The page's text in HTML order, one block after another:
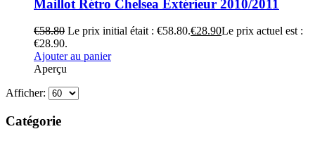
Maillot Rétro Chelsea Extérieur 2010/2011
€58.80 Le prix initial était : €58.80.€28.90Le prix actuel est :
€28.90.
Ajouter au panier
Aperçu
Afficher:
Catégorie